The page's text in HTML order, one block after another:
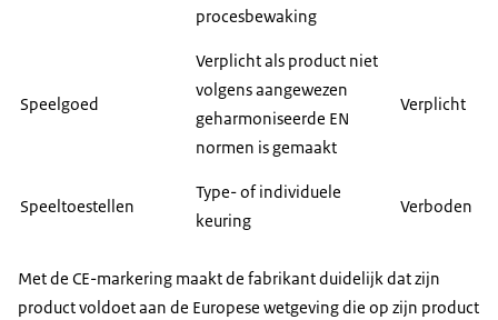
procesbewaking
Speelgoed
Verplicht als product niet
volgens aangewezen
geharmoniseerde EN
normen is gemaakt
Verplicht
Speeltoestellen
Type- of individuele
keuring
Verboden
Met de CE-markering maakt de fabrikant duidelijk dat zijn
product voldoet aan de Europese wetgeving die op zijn product